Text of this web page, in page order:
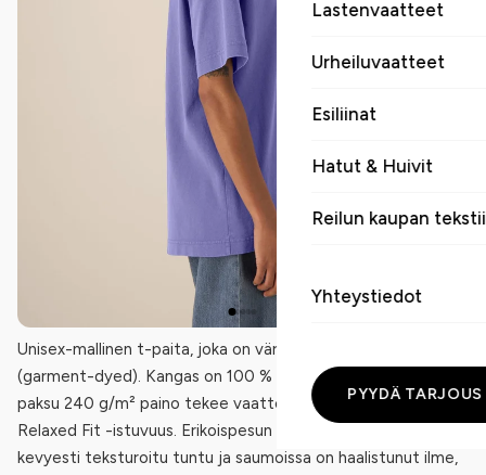
Lastenvaatteet
Urheiluvaatteet
Esiliinat
Hatut & Huivit
Reilun kaupan
Yhteystiedot
PYYDÄ TARJOUS
Unisex-mallinen t-paita, joka on värjätty valmiiksi ommeltuna
(garment-dyed). Kangas on 100 % luomupuuvillaa, ja sen
paksu 240 g/m² paino tekee vaatteesta tukevan. Rento
Relaxed Fit -istuvuus. Erikoispesun ansiosta kankaassa on
kevyesti teksturoitu tuntu ja saumoissa on haalistunut ilme,